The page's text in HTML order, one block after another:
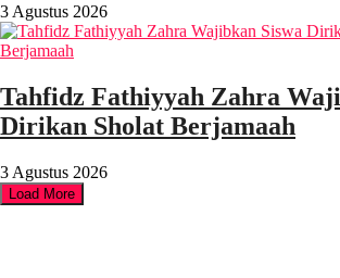
3 Agustus 2026
Tahfidz Fathiyyah Zahra
Dirikan Sholat Berjamaah
3 Agustus 2026
Load More